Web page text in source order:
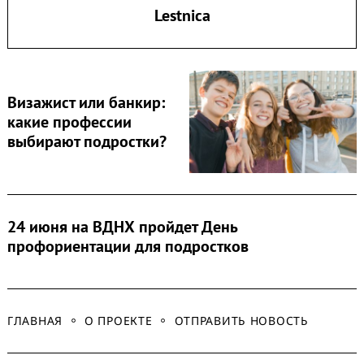
Lestnica
Визажист или банкир:
какие профессии
выбирают подростки?
24 июня на ВДНХ пройдет День
профориентации для подростков
ГЛАВНАЯ О ПРОЕКТЕ ОТПРАВИТЬ НОВОСТЬ